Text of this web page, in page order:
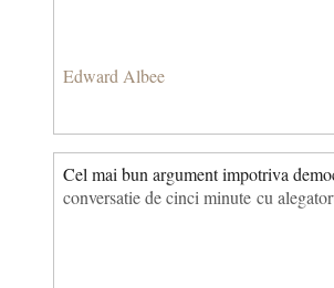
Edward Albee
Cel mai bun argument impotriva
conversatie de cinci minute cu